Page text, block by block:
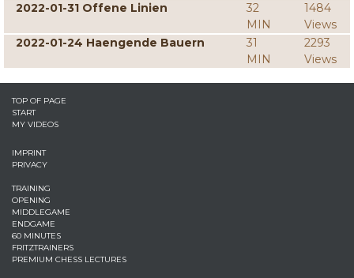
2022-01-31 Offene Linien
32
MIN
1484
Views
2022-01-24 Haengende Bauern
31
MIN
2293
Views
TOP OF PAGE
START
MY VIDEOS
IMPRINT
PRIVACY
TRAINING
OPENING
MIDDLEGAME
ENDGAME
60 MINUTES
FRITZTRAINERS
PREMIUM CHESS LECTURES